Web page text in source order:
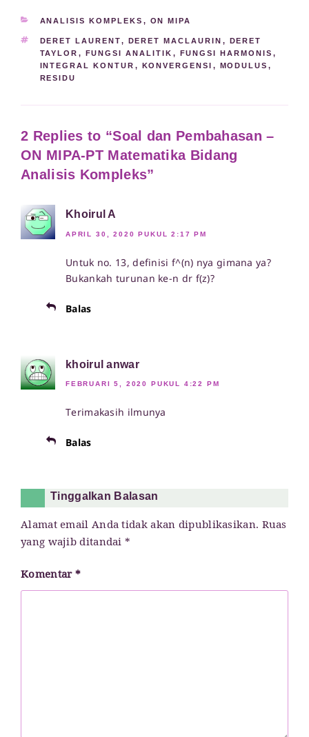
KATEGORI
ANALISIS KOMPLEKS , ON MIPA
TAG
DERET LAURENT, DERET MACLAURIN , DERET
TAYLOR , FUNGSI ANALITIK , FUNGSI HARMONIS ,
INTEGRAL KONTUR , KONVERGENSI , MODULUS ,
RESIDU
2 Replies to “Soal dan Pembahasan –
ON MIPA-PT Matematika Bidang
Analisis Kompleks”
Khoirul A
APRIL 30, 2020 PUKUL 2:17 PM
Untuk no. 13, definisi f^(n) nya gimana ya?
Bukankah turunan ke-n dr f(z)?
Balas
khoirul anwar
FEBRUARI 5, 2020 PUKUL 4:22 PM
Terimakasih ilmunya
Balas
Tinggalkan Balasan
Alamat email Anda tidak akan dipublikasikan. Ruas
yang wajib ditandai*
Komentar*